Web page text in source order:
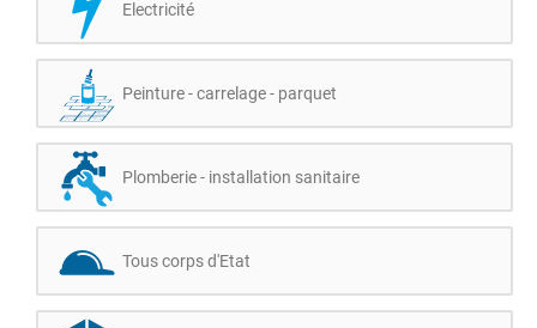
Electricité
Peinture - carrelage - parquet
Plomberie - installation sanitaire
Tous corps d'Etat